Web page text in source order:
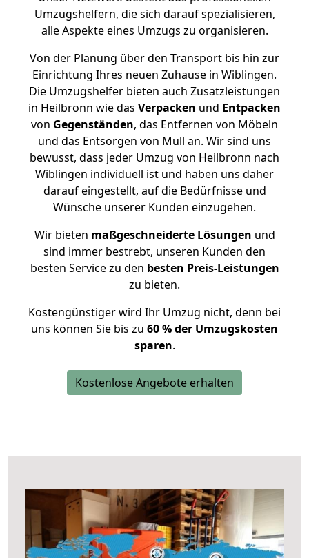
Umzugshelfern, die sich darauf spezialisieren,
alle Aspekte eines Umzugs zu organisieren.
Von der Planung über den Transport bis hin zur
Einrichtung Ihres neuen Zuhause in Wiblingen.
Die Umzugshelfer bieten auch Zusatzleistungen
in Heilbronn wie das Verpacken und Entpacken
von Gegenständen, das Entfernen von Möbeln
und das Entsorgen von Müll an. Wir sind uns
bewusst, dass jeder Umzug von Heilbronn nach
Wiblingen individuell ist und haben uns daher
darauf eingestellt, auf die Bedürfnisse und
Wünsche unserer Kunden einzugehen.
Wir bieten maßgeschneiderte Lösungen und
sind immer bestrebt, unseren Kunden den
besten Service zu den besten Preis-Leistungen
zu bieten.
Kostengünstiger wird Ihr Umzug nicht, denn bei
uns können Sie bis zu 60 % der Umzugskosten
sparen.
Kostenlose Angebote erhalten